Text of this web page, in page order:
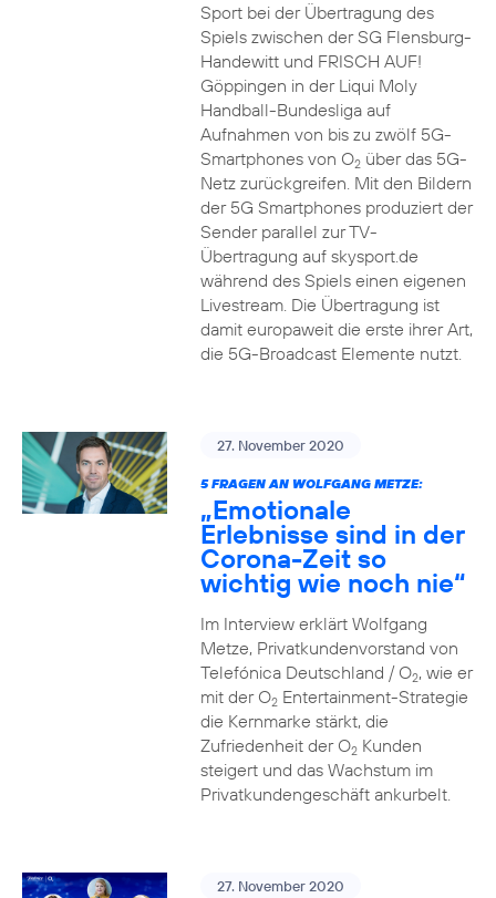
Sport bei der Übertragung des
Spiels zwischen der SG Flensburg-
Handewitt und FRISCH AUF!
Göppingen in der Liqui Moly
Handball-Bundesliga auf
Aufnahmen von bis zu zwölf 5G-
Smartphones von O2über das 5G-
Netz zurückgreifen. Mit den Bildern
der 5G Smartphones produziert der
Sender parallel zur TV-
Übertragung auf skysport.de
während des Spiels einen eigenen
Livestream. Die Übertragung ist
damit europaweit die erste ihrer Art,
die 5G-Broadcast Elemente nutzt.
27. November 2020
5 FRAGEN AN WOLFGANG METZE:
„Emotionale
Erlebnisse sind in der
Corona-Zeit so
wichtig wie noch nie“
Im Interview erklärt Wolfgang
Metze, Privatkundenvorstand von
Telefónica Deutschland / O2, wie er
mit der O2Entertainment-Strategie
die Kernmarke stärkt, die
Zufriedenheit der O2Kunden
steigert und das Wachstum im
Privatkundengeschäft ankurbelt.
27. November 2020